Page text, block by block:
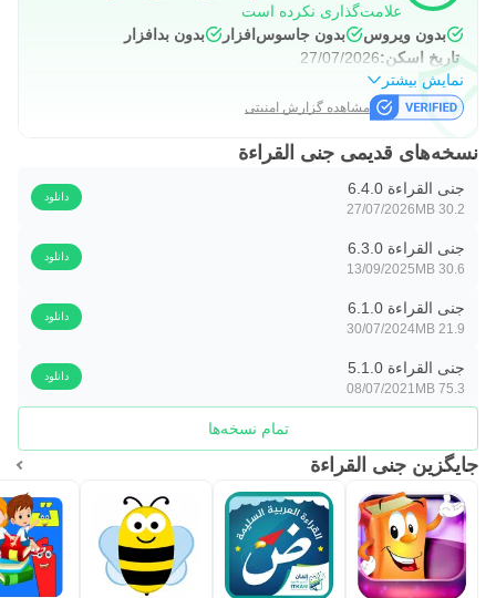
علامت‌گذاری نکرده است
بدون ویروس
بدون جاسوس‌افزار
بدون بدافزار
تاریخ اسکن:27/07/2026
نمایش بیشتر
مشاهده گزارش امنیتی
نسخه‌های قدیمی جنى القراءة
جنى القراءة 6.4.0
30.2 MB
27/07/2026
دانلود
جنى القراءة 6.3.0
30.6 MB
13/09/2025
دانلود
جنى القراءة 6.1.0
21.9 MB
30/07/2024
دانلود
جنى القراءة 5.1.0
75.3 MB
08/07/2021
دانلود
تمام نسخه‌ها
جایگزین جنى القراءة